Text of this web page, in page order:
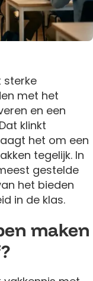
sterke
met het
en een
klinkt
het om een
tegelijk. In
gestelde
het bieden
in de klas.
maken